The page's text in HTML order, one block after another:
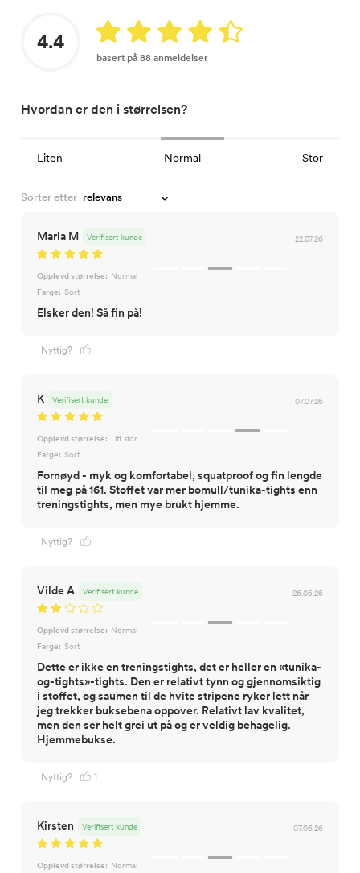
4.4
basert på 88 anmeldelser
Hvordan er den i størrelsen?
Liten Normal Stor
Sorter etter
Maria M 22.07.26
Verifisert kunde
Opplevd størrelse: Normal
Farge: Sort
Elsker den! Så fin på!
Nyttig?
K 07.07.26
Verifisert kunde
Opplevd størrelse: Litt stor
Farge: Sort
Fornøyd - myk og komfortabel, squatproof og fin lengde
til meg på 161. Stoffet var mer bomull/tunika-tights enn
treningstights, men mye brukt hjemme.
Nyttig?
Vilde A 26.05.26
Verifisert kunde
Opplevd størrelse: Normal
Farge: Sort
Dette er ikke en treningstights, det er heller en «tunika-
og-tights»-tights. Den er relativt tynn og gjennomsiktig
i stoffet, og saumen til de hvite stripene ryker lett når
jeg trekker buksebena oppover. Relativt lav kvalitet,
men den ser helt grei ut på og er veldig behagelig.
Hjemmebukse.
Nyttig? 1
Kirsten 07.06.26
Verifisert kunde
Opplevd størrelse: Normal